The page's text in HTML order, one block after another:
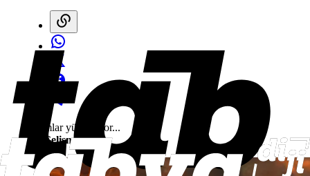
Yorumlar yükleniyor...
Son Gelişmeler